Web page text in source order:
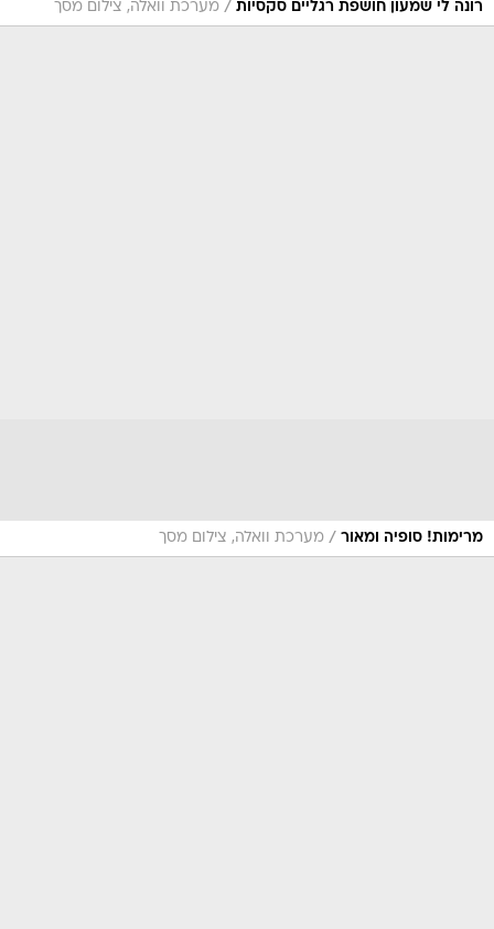
רונה לי שמעון חושפת רגליים סקסיות / מערכת וואלה, צילום מסך
מרימות! סופיה ומאור / מערכת וואלה, צילום מסך